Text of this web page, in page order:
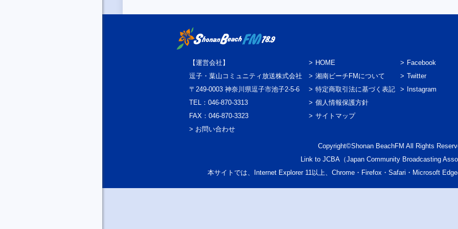
【運営会社】
逗子・葉山コミュニティ放送株式会社
〒249-0003 神奈川県逗子市池子2-5-6
TEL：046-870-3313
FAX：046-870-3323
> お問い合わせ
HOME
湘南ビーチFMについて
特定商取引法に基づく表記
個人情報保護方針
サイトマップ
Facebook
Twitter
Instagram
Copyright©Shonan BeachFM All Rights
Link to JCBA（Japan Community Broadcasting
本サイトでは、Internet Explorer 11以上、Chrome・Firefox・Safari・Microsoft